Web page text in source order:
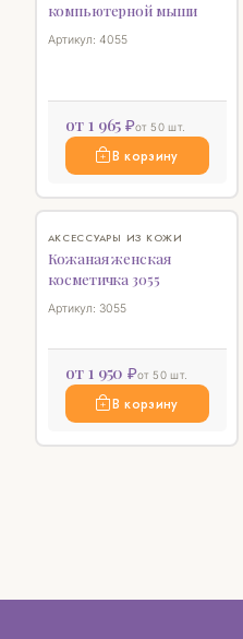
компьютерной мыши
Артикул: 4055
от 1 965 ₽от 50 шт.
В корзину
АКСЕССУАРЫ ИЗ КОЖИ
Кожаная женская
косметичка 3055
Артикул: 3055
от 1 950 ₽от 50 шт.
В корзину